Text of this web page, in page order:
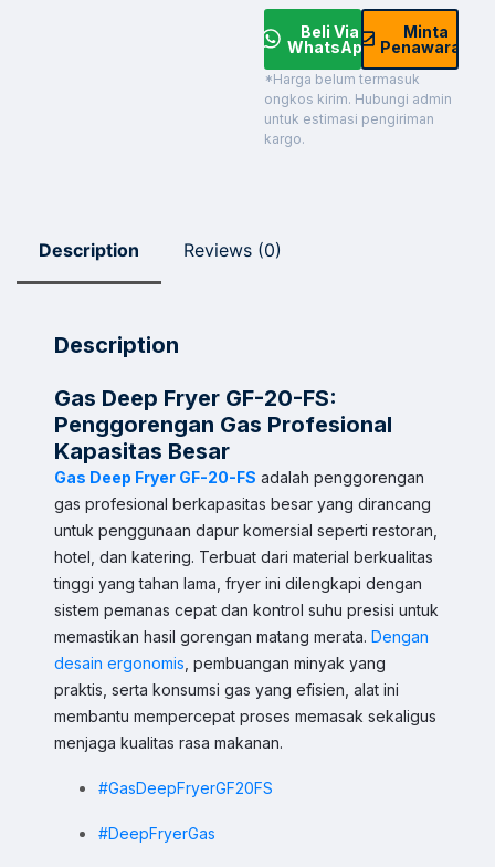
Beli Via
WhatsApp
Minta
Penawaran
*Harga belum termasuk
ongkos kirim. Hubungi admin
untuk estimasi pengiriman
kargo.
Description Reviews (0)
Description
Gas Deep Fryer GF-20-FS:
Penggorengan Gas Profesional
Kapasitas Besar
Gas Deep Fryer GF-20-FS adalah penggorengan
gas profesional berkapasitas besar yang dirancang
untuk penggunaan dapur komersial seperti restoran,
hotel, dan katering. Terbuat dari material berkualitas
tinggi yang tahan lama, fryer ini dilengkapi dengan
sistem pemanas cepat dan kontrol suhu presisi untuk
memastikan hasil gorengan matang merata. Dengan
desain ergonomis , pembuangan minyak yang
praktis, serta konsumsi gas yang efisien, alat ini
membantu mempercepat proses memasak sekaligus
menjaga kualitas rasa makanan.
#GasDeepFryerGF20FS
#DeepFryerGas